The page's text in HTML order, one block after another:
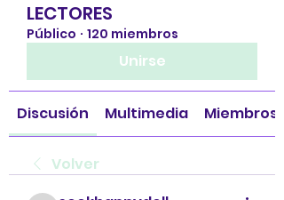
LECTORES
Público · 120 miembros
Unirse
Discusión Multimedia Miembros
Volver